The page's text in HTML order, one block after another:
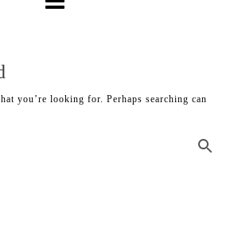
you’re looking for. Perhaps searching can